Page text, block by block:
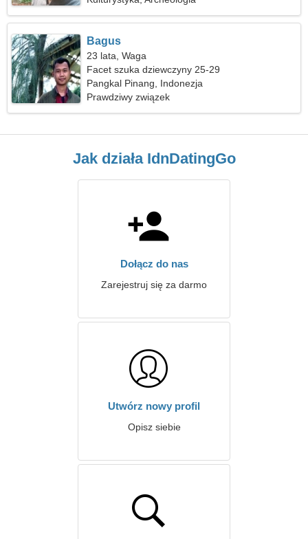
Bagus
23 lata, Waga
Facet szuka dziewczyny 25-29
Pangkal Pinang, Indonezja
Prawdziwy związek
Jak działa IdnDatingGo
Dołącz do nas
Zarejestruj się za darmo
Utwórz nowy profil
Opisz siebie